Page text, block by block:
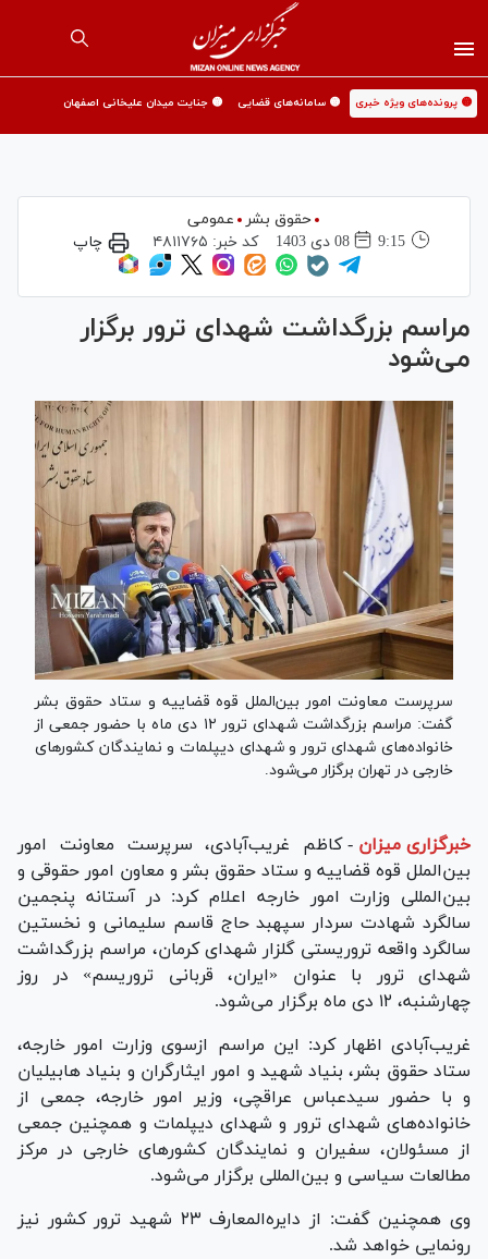
🟡 پرونده‌های ویژه خبری 🟡 سامانه‌های قضایی 🟡 جنایت میدان علیخانی اصفهان
حقوق بشر
عمومی
9:15
08 دی 1403 کد خبر: ۴۸۱۱۷۶۵ چاپ
مراسم بزرگداشت شهدای ترور برگزار
می‌شود
سرپرست معاونت امور بین‌الملل قوه قضاییه و ستاد حقوق بشر
گفت: مراسم بزرگداشت شهدای ترور ۱۲ دی ماه با حضور جمعی از
خانواده‌های شهدای ترور و شهدای دیپلمات و نمایندگان کشور‌های
خارجی در تهران برگزار می‌شود.
خبرگزاری میزان - کاظم غریب‌آبادی، سرپرست معاونت امور
بین‌الملل قوه قضاییه و ستاد حقوق بشر و معاون امور حقوقی و
بین‌المللی وزارت امور خارجه اعلام کرد: در آستانه پنجمین
سالگرد شهادت سردار سپهبد حاج قاسم سلیمانی و نخستین
سالگرد واقعه ‏تروریستی گلزار ‏شهدای کرمان، مراسم بزرگداشت
شهدای ترور با عنوان «ایران، قربانی تروریسم» در روز
چهارشنبه، ۱۲ دی ماه برگزار می‌شود.
غریب‌آبادی اظهار کرد: این مراسم ازسوی وزارت امور خارجه،
ستاد حقوق بشر، بنیاد شهید و امور ایثارگران و بنیاد هابیلیان
و با حضور سیدعباس عراقچی، وزیر امور خارجه، ‏جمعی از
‏خانواده‌های شهدای ترور و شهدای دیپلمات و همچنین جمعی
از مسئولان، سفیران و نمایندگان کشور‌های خارجی در ‏مرکز
مطالعات سیاسی و بین‌المللی برگزار می‌شود.
وی همچنین گفت: از دایره‌المعارف ۲۳ شهید ترور کشور نیز
رونمایی خواهد شد. ‏